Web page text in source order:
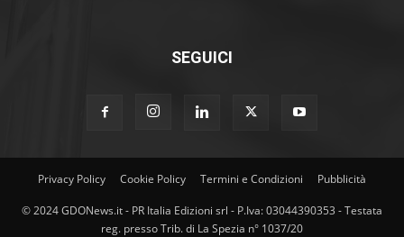
SEGUICI
Privacy Policy Cookie Policy Termini e Condizioni Pubblicità
© 2024 GDONews.it - PR Italia Edizioni srl - P.Iva: 03044390353 - Testata
reg. presso Trib. di La Spezia n° 1037/20